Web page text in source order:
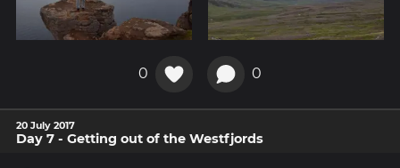
0 0
20 July 2017
Day 7 - Getting out of the Westfjords